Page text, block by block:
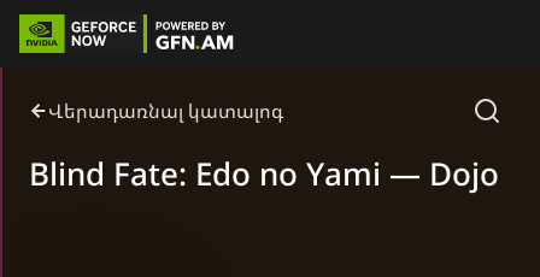
Վերադառնալ կատալոգ
Blind Fate: Edo no Yami — Dojo